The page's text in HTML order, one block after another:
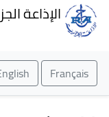
الإذاعة
Français
English